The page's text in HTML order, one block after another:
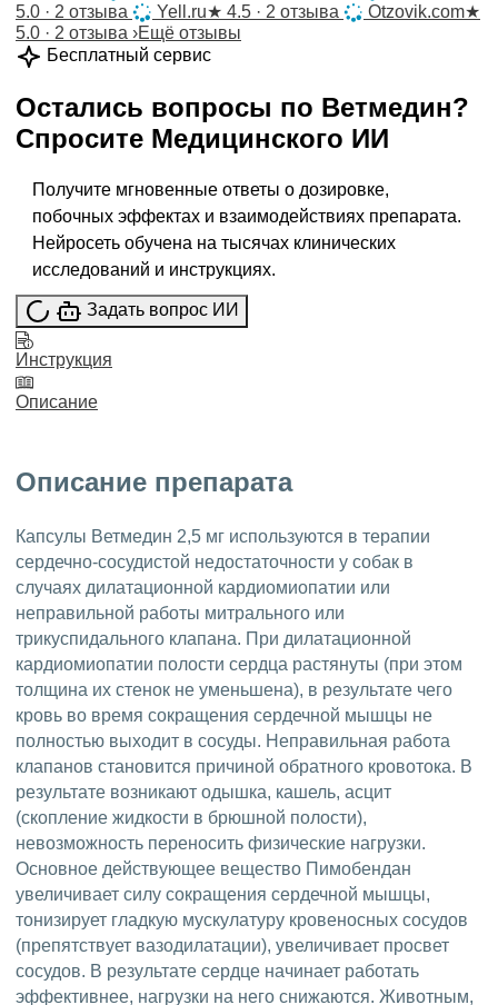
5.0 · 2 отзыва
Yell.ru★ 4.5 · 2 отзыва Otzovik.com★
5.0 · 2 отзыва ›Ещё отзывы
Бесплатный сервис
Остались вопросы по Ветмедин?
Спросите Медицинского ИИ
Получите мгновенные ответы о дозировке,
побочных эффектах и взаимодействиях препарата.
Нейросеть обучена на тысячах клинических
исследований и инструкциях.
Задать вопрос ИИ
Инструкция
Описание
Описание препарата
Капсулы Ветмедин 2,5 мг используются в терапии
сердечно-сосудистой недостаточности у собак в
случаях дилатационной кардиомиопатии или
неправильной работы митрального или
трикуспидального клапана. При дилатационной
кардиомиопатии полости сердца растянуты (при этом
толщина их стенок не уменьшена), в результате чего
кровь во время сокращения сердечной мышцы не
полностью выходит в сосуды. Неправильная работа
клапанов становится причиной обратного кровотока. В
результате возникают одышка, кашель, асцит
(скопление жидкости в брюшной полости),
невозможность переносить физические нагрузки.
Основное действующее вещество Пимобендан
увеличивает силу сокращения сердечной мышцы,
тонизирует гладкую мускулатуру кровеносных сосудов
(препятствует вазодилатации), увеличивает просвет
сосудов. В результате сердце начинает работать
эффективнее, нагрузки на него снижаются. Животным,